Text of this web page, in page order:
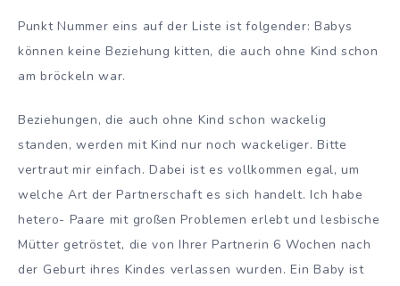
Punkt Nummer eins auf der Liste ist folgender: Babys
können keine Beziehung kitten, die auch ohne Kind schon
am bröckeln war.
Beziehungen, die auch ohne Kind schon wackelig
standen, werden mit Kind nur noch wackeliger. Bitte
vertraut mir einfach. Dabei ist es vollkommen egal, um
welche Art der Partnerschaft es sich handelt. Ich habe
hetero- Paare mit großen Problemen erlebt und lesbische
Mütter getröstet, die von Ihrer Partnerin 6 Wochen nach
der Geburt ihres Kindes verlassen wurden. Ein Baby ist